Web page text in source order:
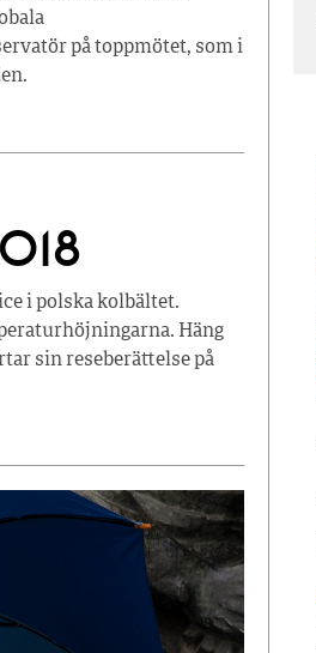
på toppmötet, som i
i polska kolbältet.
Häng
sin reseberättelse på